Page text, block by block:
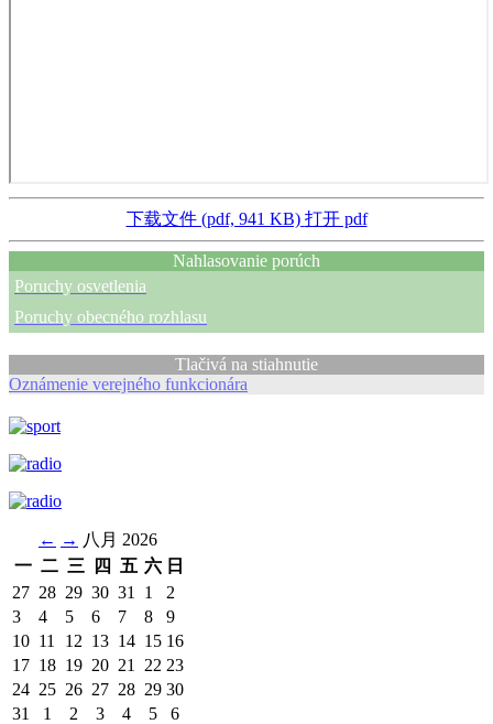
下载文件 (pdf, 941 KB) 打开 pdf
Nahlasovanie porúch
Poruchy osvetlenia
Poruchy obecného rozhlasu
Tlačivá na stiahnutie
Oznámenie verejného funkcionára
← → 八月 2026
一 二 三 四 五 六 日
27 28 29 30 31 1
2
3
4 5 6 7 8
9
10 11 12 13 14 15 16
17 18 19 20 21 22 23
24 25 26 27 28 29 30
31
1 2 3 4 5
6